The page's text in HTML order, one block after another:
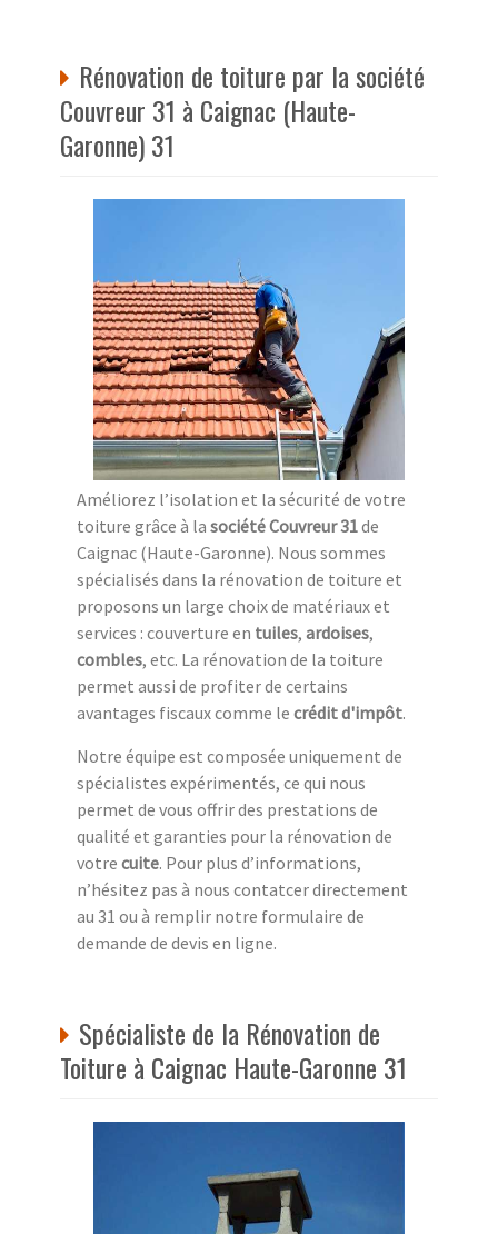
Rénovation de toiture par la société
Couvreur 31 à Caignac (Haute-
Garonne) 31
Améliorez l’isolation et la sécurité de votre
toiture grâce à la société Couvreur 31de
Caignac (Haute-Garonne). Nous sommes
spécialisés dans la rénovation de toiture et
proposons un large choix de matériaux et
services : couverture en tuiles, ardoises,
combles, etc. La rénovation de la toiture
permet aussi de profiter de certains
avantages fiscaux comme le crédit d'impôt.
Notre équipe est composée uniquement de
spécialistes expérimentés, ce qui nous
permet de vous offrir des prestations de
qualité et garanties pour la rénovation de
votre cuite. Pour plus d’informations,
n’hésitez pas à nous contatcer directement
au 31 ou à remplir notre formulaire de
demande de devis en ligne.
Spécialiste de la Rénovation de
Toiture à Caignac Haute-Garonne 31